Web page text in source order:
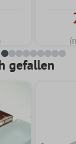
Bewertung
gefallen